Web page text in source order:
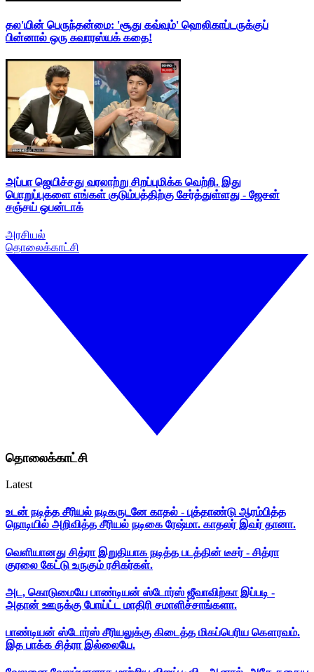
தல'யின் பெருந்தன்மை: 'சூது கவ்வும்' ஹெலிகாப்டருக்குப்
பின்னால் ஒரு சுவாரஸ்யக் கதை!
அப்பா ஜெயிச்சது வரலாற்று சிறப்புமிக்க வெற்றி. இது
பொறுப்புகளை எங்கள் குடும்பத்திற்கு சேர்த்துள்ளது - ஜேசன்
சஞ்சய் ஒபன்டாக்
அரசியல்
தொலைக்காட்சி
தொலைக்காட்சி
Latest
உடன் நடித்த சீரியல் நடிகருடனே காதல் - புத்தாண்டு ஆரம்பித்த
நொடியில் அறிவித்த சீரியல் நடிகை ரேஷ்மா. காதலர் இவர் தானா.
வெளியானது சித்ரா இறுதியாக நடித்த படத்தின் டீசர் - சித்ரா
குரலை கேட்டு உருகும் ரசிகர்கள்.
அட, கொடுமையே பாண்டியன் ஸ்டோர்ஸ் ஜீவாவிற்கா இப்படி -
அதான் ஊருக்கு போய்ட்ட மாதிரி சமாளிச்சாங்களா.
பாண்டியன் ஸ்டோர்ஸ் சீரியலுக்கு கிடைத்த மிகப்பெரிய கௌரவம்.
இத பாக்க சித்ரா இல்லையே.